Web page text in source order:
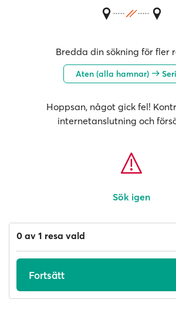
Bredda din sökning för fler
Aten (alla hamnar)
Hoppsan, något gick fel!
internetanslutning och
Sök igen
0 av 1 resa vald
Fortsätt